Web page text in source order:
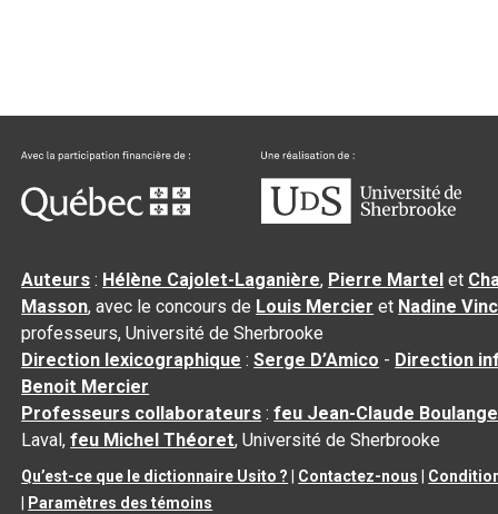
Auteurs : Hélène Cajolet-Laganière, Pierre Martel et
Masson, avec le concours de Louis Mercier et Nadine
professeurs, Université de Sherbrooke
Direction lexicographique :Serge D’Amico - Direction
Benoit Mercier
Professeurs collaborateurs :feu Jean-Claude
Laval,feu Michel Théoret, Université de Sherbrooke
Qu’est-ce que le dictionnaire Usito ? Contactez-nous
Paramètres des témoins